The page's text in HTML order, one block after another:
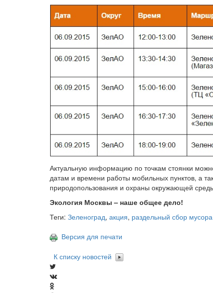
Актуальную информацию по точкам стоянки
датам и времени работы мобильных пунктов, а
природопользования и охраны окружающей
Экология Москвы – наше общее дело!
Теги: Зеленоград, акция, раздельный сбор мусора
Версия для печати
К списку новостей